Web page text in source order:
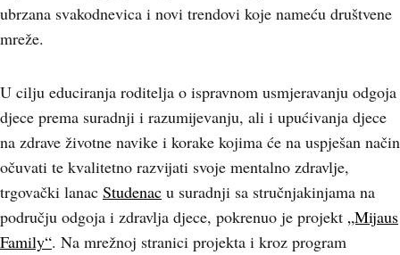
ubrzana svakodnevica i novi trendovi koje nameću društvene
mreže.
U cilju educiranja roditelja o ispravnom usmjeravanju odgoja
djece prema suradnji i razumijevanju, ali i upućivanja djece
na zdrave životne navike i korake kojima će na uspješan način
očuvati te kvalitetno razvijati svoje mentalno zdravlje,
trgovački lanac Studenac u suradnji sa stručnjakinjama na
području odgoja i zdravlja djece, pokrenuo je projekt „Mijaus
Family“. Na mrežnoj stranici projekta i kroz program